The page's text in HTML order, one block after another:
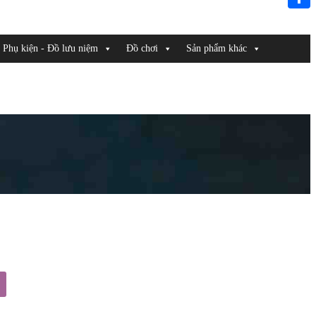
Phụ kiện - Đồ lưu niệm Đồ chơi Sản phẩm khác